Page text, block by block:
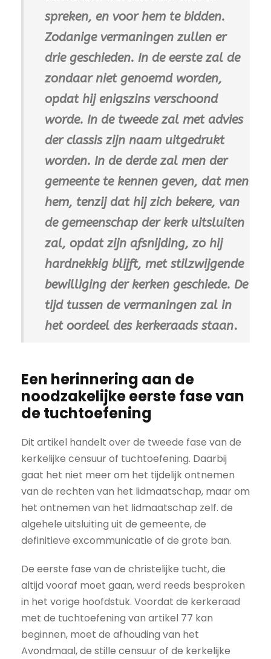
spreken, en voor hem te bidden.
Zodanige vermaningen zullen er
drie geschieden. In de eerste zal de
zondaar niet genoemd worden,
opdat hij enigszins verschoond
worde. In de tweede zal met advies
der classis zijn naam uitgedrukt
worden. In de derde zal men der
gemeente te kennen geven, dat men
hem, tenzij dat hij zich bekere, van
de gemeenschap der kerk uitsluiten
zal, opdat zijn afsnijding, zo hij
hardnekkig blijft, met stilzwijgende
bewilliging der kerken geschiede. De
tijd tussen de vermaningen zal in
het oordeel des kerkeraads staan.
Een herinnering aan de
noodzakelijke eerste fase van
de tuchtoefening
Dit artikel handelt over de tweede fase van de
kerkelijke censuur of tuchtoefening. Daarbij
gaat het niet meer om het tijdelijk ontnemen
van de rechten van het lidmaatschap, maar om
het ontnemen van het lidmaatschap zelf. de
algehele uitsluiting uit de gemeente, de
definitieve excommunicatie of de grote ban.
De eerste fase van de christelijke tucht, die
altijd vooraf moet gaan, werd reeds besproken
in het vorige hoofdstuk. Voordat de kerkeraad
met de tuchtoefening van artikel 77 kan
beginnen, moet de afhouding van het
Avondmaal, de stille censuur of de kerkelijke